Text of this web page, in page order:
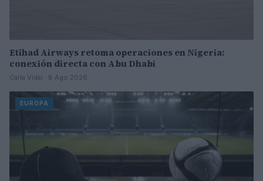
Etihad Airways retoma operaciones en Nigeria:
conexión directa con Abu Dhabi
Carla Vidal · 8 Ago 2026
EUROPA